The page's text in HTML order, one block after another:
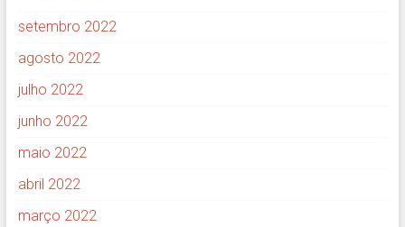
setembro 2022
agosto 2022
julho 2022
junho 2022
maio 2022
abril 2022
março 2022